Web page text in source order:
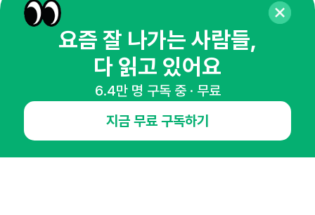
뉴스레터 구독하기
오픈애즈란
요즘 잘 나가는 사람들,
다 읽고 있어요
6.4만 명 구독 중 · 무료
지금 무료 구독하기